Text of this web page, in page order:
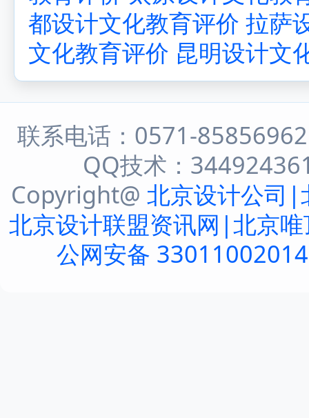
都设计文化教育评价 拉萨
文化教育评价 昆明设计文
联系电话：0571-
QQ技术：
Copyright@ 北京设计公司|
北京设计联盟资讯网|北京
公网安备